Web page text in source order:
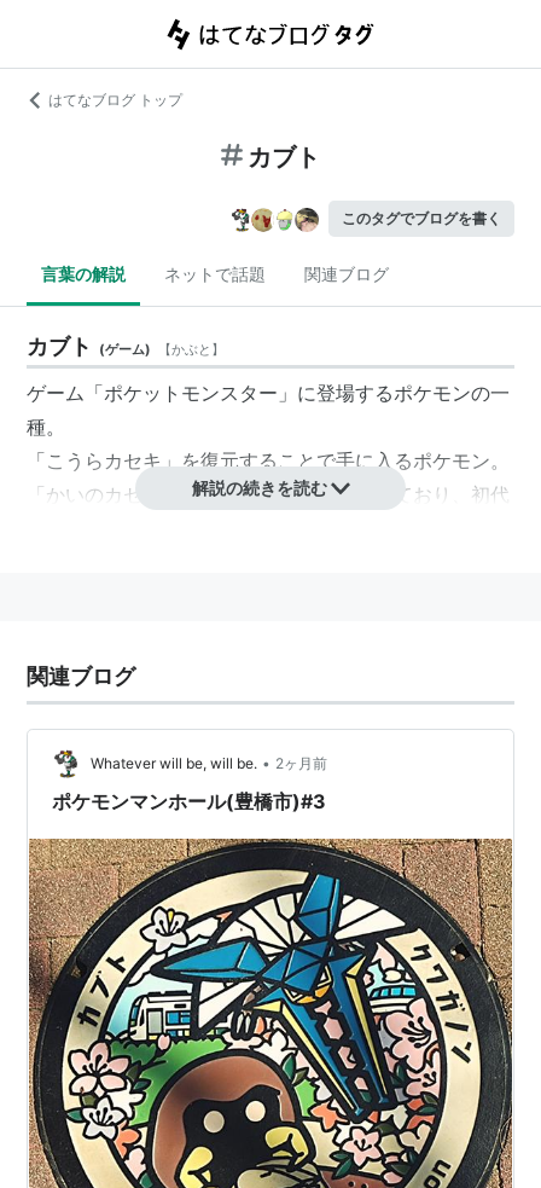
はてなブログ トップ
カブト
このタグでブログを書く
言葉の解説 ネットで話題 関連ブログ
カブト (ゲーム) 【かぶと 】
ゲーム「ポケットモンスター」に登場するポケモンの一
種。
「こうらカセキ」を復元することで手に入るポケモン。
「かいのカセキ」のオムナイトと対になっており、初代
全国図鑑 No.140
タイプ いわ・みず
分類 こうらポケモン
高さ 0.5m
重さ 11.5kg
タマゴグループ すいちゅう1・すいちゅう3
進化の系譜カブト→カブトプス(Lv.40)
関連 ポケットモンスター リスト::ポケモン
カブト (一般) 【かぶと】
→仮面ライダーカブト
解説の続きを読む
関連ブログ
Whatever will be, will be. • 2ヶ月前
ポケモンマンホール(豊橋市)#3